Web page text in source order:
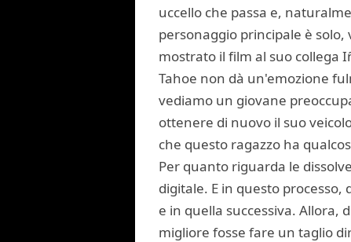
uccello che passa e,
personaggio principale è
mostrato il film al suo collega
Tahoe non dà un'emozione
vediamo un giovane
ottenere di nuovo il suo
che questo ragazzo ha
Per quanto riguarda le
digitale. E in questo
e in quella successiva. Allora,
migliore fosse fare un taglio